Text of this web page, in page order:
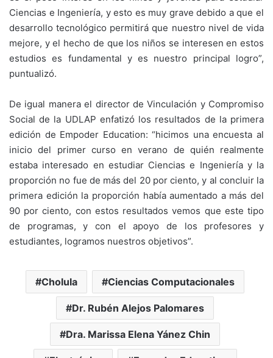
Ciencias e Ingeniería, y esto es muy grave debido a que el
desarrollo tecnológico permitirá que nuestro nivel de vida
mejore, y el hecho de que los niños se interesen en estos
estudios es fundamental y es nuestro principal logro”,
puntualizó.
De igual manera el director de Vinculación y Compromiso
Social de la UDLAP enfatizó los resultados de la primera
edición de Empoder Education: “hicimos una encuesta al
inicio del primer curso en verano de quién realmente
estaba interesado en estudiar Ciencias e Ingeniería y la
proporción no fue de más del 20 por ciento, y al concluir la
primera edición la proporción había aumentado a más del
90 por ciento, con estos resultados vemos que este tipo
de programas, y con el apoyo de los profesores y
estudiantes, logramos nuestros objetivos”.
Cholula Ciencias Computacionales
Dr. Rubén Alejos Palomares
Dra. Marissa Elena Yánez Chin